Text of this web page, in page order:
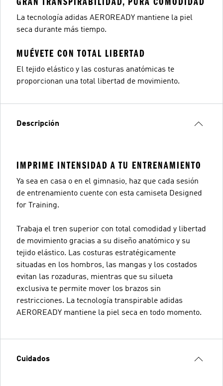
La tecnología adidas AEROREADY mantiene la piel
seca durante más tiempo.
MUÉVETE CON TOTAL LIBERTAD
El tejido elástico y las costuras anatómicas te
proporcionan una total libertad de movimiento.​
Descripción
IMPRIME INTENSIDAD A TU ENTRENAMIENTO
Ya sea en casa o en el gimnasio, haz que cada sesión
de entrenamiento cuente con esta camiseta Designed
for Training.
Trabaja el tren superior con total comodidad y libertad
de movimiento gracias a su diseño anatómico y su
tejido elástico. Las costuras estratégicamente
situadas en los hombros, las mangas y los costados
evitan las rozaduras, mientras que su silueta
exclusiva te permite mover los brazos sin
restricciones. La tecnología transpirable adidas
AEROREADY mantiene la piel seca en todo momento.
Cuidados